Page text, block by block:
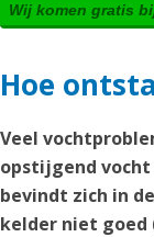
Wij komen gratis
Hoe
Veel
opstijgend
bevindt zich in
kelder niet